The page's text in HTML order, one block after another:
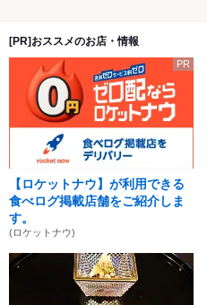
[PR]おススメのお店・情報
PR
【ロケットナウ】が利用できる
食べログ掲載店舗をご紹介しま
す。
(ロケットナウ)